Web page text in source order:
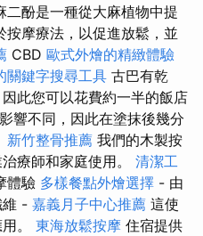
二酚是一種從大麻植物中提
摩療法，以促進放鬆，並
CBD 歐式外燴的精緻體驗
關鍵字搜尋工具 古巴有乾
此您可以花費約一半的飯店
響不同，因此在塗抹後幾分
新竹整骨推薦 我們的木製按
療師和家庭使用。 清潔工
體驗 多樣餐點外燴選擇 - 由
維 - 嘉義月子中心推薦 這使
。 東海放鬆按摩 住宿提供